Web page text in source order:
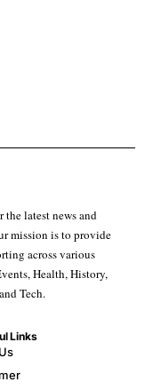
the latest news and
mission is to provide
across various
Health, History,
Tech.
Links